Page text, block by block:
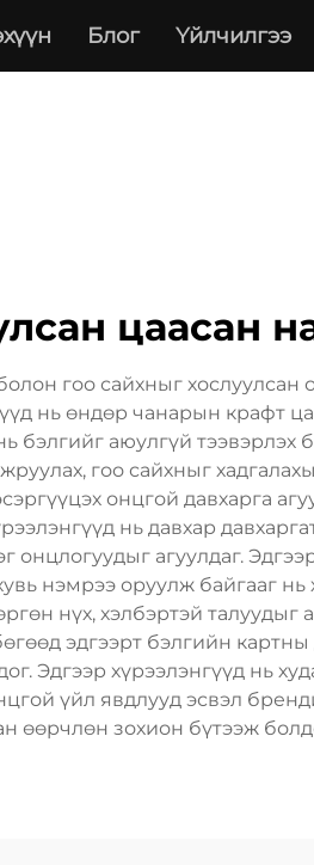
Блог Үйлчилгээ
цаасан
гоо сайхныг
нь өндөр чанарын крафт
бэлгийг аюулгүй
гоо сайхныг
онцгой давхарга
нь давхар
онцлогуудыг агуулдаг.
нэмрээ оруулж байгааг
нүх, хэлбэртэй талуудыг
эдгээрт бэлгийн
Эдгээр хүрээлэнгүүд нь
үйл явдлууд эсвэл
өөрчлөн зохион бүтээж